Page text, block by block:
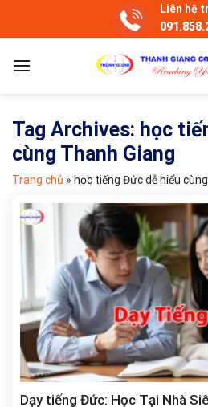
Liên hệ
Tag Archives: học
cùng Thanh Giang
Trang chủ » học tiếng Đức dễ hiểu
Dạy tiếng Đức: Học Tại Nhà